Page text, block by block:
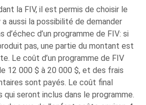
la FIV, il est permis de choisir le
aussi la possibilité de demander
d’échec d’un programme de FIV: si
pas, une partie du montant est
Le coût d’un programme de FIV
12 000 $ à 20 000 $, et des frais
sont payés. Le coût final
qui seront inclus dans le programme.